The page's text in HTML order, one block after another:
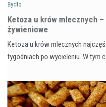
Bydło
Ketoza u krów mlecznych
żywieniowe
Ketoza u krów mlecznych
tygodniach po wycieleniu. W tym